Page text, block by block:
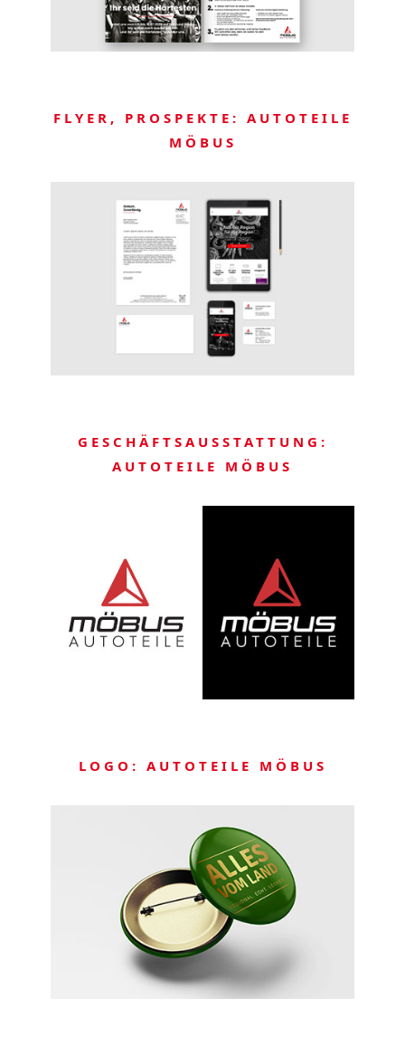
FLYER, PROSPEKTE: AUTOTEILE
MÖBUS
GESCHÄFTSAUSSTATTUNG:
AUTOTEILE MÖBUS
LOGO: AUTOTEILE MÖBUS